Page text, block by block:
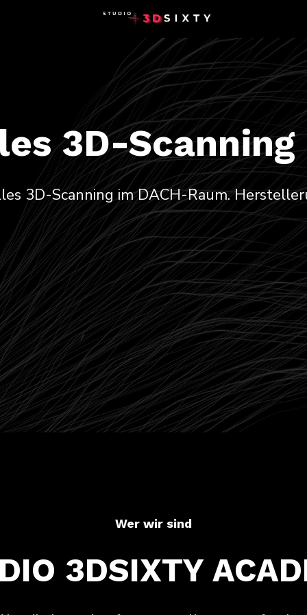
3D-
3D-Scanning im DACH-Raum.
Wer wir sind
3DSIXTY